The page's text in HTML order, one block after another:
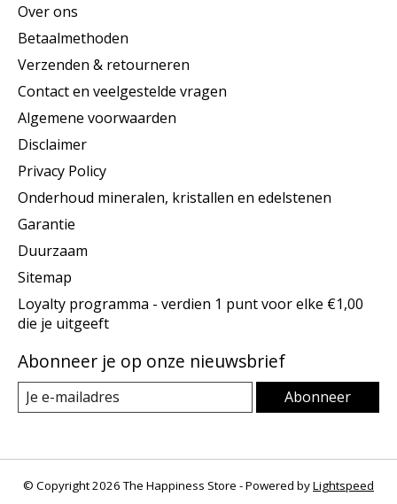
Over ons
Betaalmethoden
Verzenden & retourneren
Contact en veelgestelde vragen
Algemene voorwaarden
Disclaimer
Privacy Policy
Onderhoud mineralen, kristallen en edelstenen
Garantie
Duurzaam
Sitemap
Loyalty programma - verdien 1 punt voor elke €1,00
die je uitgeeft
Abonneer je op onze nieuwsbrief
Abonneer
© Copyright 2026 The Happiness Store - Powered byLightspeed